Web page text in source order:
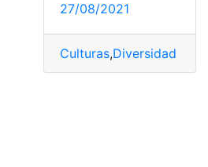
27/08/2021
Culturas,Diversidad